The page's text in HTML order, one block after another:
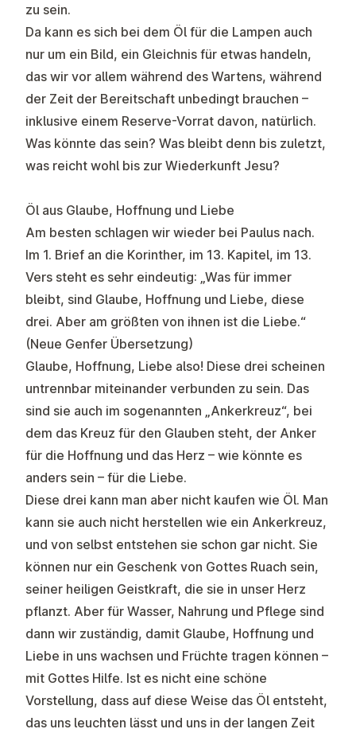
zu sein.
Da kann es sich bei dem Öl für die Lampen auch
nur um ein Bild, ein Gleichnis für etwas handeln,
das wir vor allem während des Wartens, während
der Zeit der Bereitschaft unbedingt brauchen –
inklusive einem Reserve-Vorrat davon, natürlich.
Was könnte das sein? Was bleibt denn bis zuletzt,
was reicht wohl bis zur Wiederkunft Jesu?
Öl aus Glaube, Hoffnung und Liebe
Am besten schlagen wir wieder bei Paulus nach.
Im 1. Brief an die Korinther, im 13. Kapitel, im 13.
Vers steht es sehr eindeutig: „Was für immer
bleibt, sind Glaube, Hoffnung und Liebe, diese
drei. Aber am größten von ihnen ist die Liebe.“
(Neue Genfer Übersetzung)
Glaube, Hoffnung, Liebe also! Diese drei scheinen
untrennbar miteinander verbunden zu sein. Das
sind sie auch im sogenannten „Ankerkreuz“, bei
dem das Kreuz für den Glauben steht, der Anker
für die Hoffnung und das Herz – wie könnte es
anders sein – für die Liebe.
Diese drei kann man aber nicht kaufen wie Öl. Man
kann sie auch nicht herstellen wie ein Ankerkreuz,
und von selbst entstehen sie schon gar nicht. Sie
können nur ein Geschenk von Gottes Ruach sein,
seiner heiligen Geistkraft, die sie in unser Herz
pflanzt. Aber für Wasser, Nahrung und Pflege sind
dann wir zuständig, damit Glaube, Hoffnung und
Liebe in uns wachsen und Früchte tragen können –
mit Gottes Hilfe. Ist es nicht eine schöne
Vorstellung, dass auf diese Weise das Öl entsteht,
das uns leuchten lässt und uns in der langen Zeit